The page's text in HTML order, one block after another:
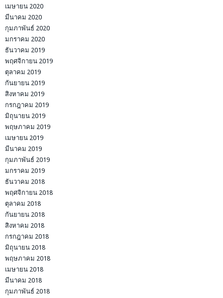
เมษายน 2020
มีนาคม 2020
กุมภาพันธ์ 2020
มกราคม 2020
ธันวาคม 2019
พฤศจิกายน 2019
ตุลาคม 2019
กันยายน 2019
สิงหาคม 2019
กรกฎาคม 2019
มิถุนายน 2019
พฤษภาคม 2019
เมษายน 2019
มีนาคม 2019
กุมภาพันธ์ 2019
มกราคม 2019
ธันวาคม 2018
พฤศจิกายน 2018
ตุลาคม 2018
กันยายน 2018
สิงหาคม 2018
กรกฎาคม 2018
มิถุนายน 2018
พฤษภาคม 2018
เมษายน 2018
มีนาคม 2018
กุมภาพันธ์ 2018